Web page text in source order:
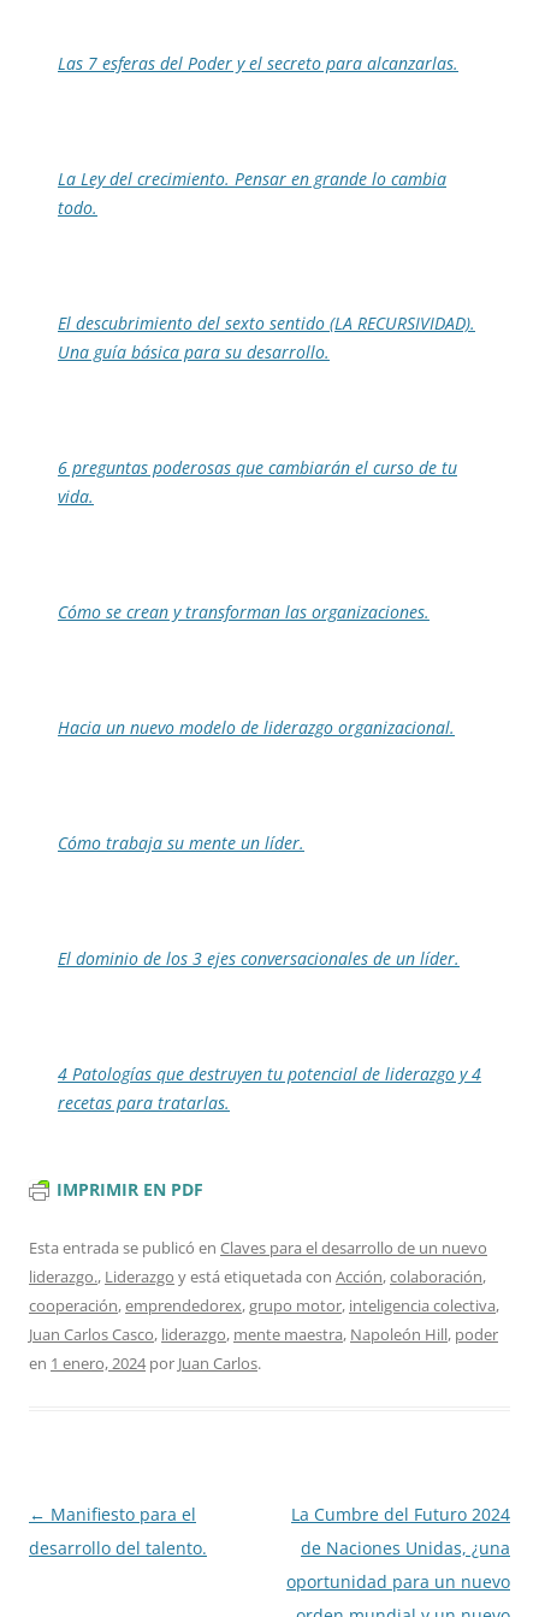
Las 7 esferas del Poder y el secreto para alcanzarlas.
La Ley del crecimiento. Pensar en grande lo cambia
todo.
El descubrimiento del sexto sentido (LA RECURSIVIDAD).
Una guía básica para su desarrollo.
6 preguntas poderosas que cambiarán el curso de tu
vida.
Cómo se crean y transforman las organizaciones.
Hacia un nuevo modelo de liderazgo organizacional.
Cómo trabaja su mente un líder.
El dominio de los 3 ejes conversacionales de un líder.
4 Patologías que destruyen tu potencial de liderazgo y 4
recetas para tratarlas.
IMPRIMIR EN PDF
Esta entrada se publicó en Claves para el desarrollo de un nuevo
liderazgo., Liderazgo y está etiquetada con Acción,colaboración,
cooperación,emprendedorex,grupo motor, inteligencia colectiva,
Juan Carlos Casco, liderazgo, mente maestra, Napoleón Hill, poder
en 1 enero, 2024por Juan Carlos.
Navegación
de
← Manifiesto para el
desarrollo del talento.
La Cumbre del Futuro 2024
de Naciones Unidas, ¿una
oportunidad para un nuevo